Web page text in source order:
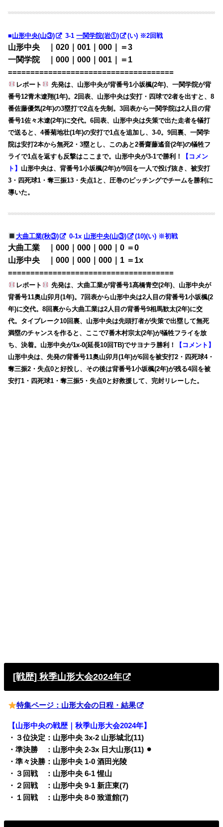
■山形中央(山③) 3-1一関学院(岩①) (い) ※2回戦
山形中央 ｜020｜001｜000｜＝3
一関学院 ｜000｜000｜001｜＝1
=====================================
レポート
先発は、山形中央が背番号1小坂楓(2年)、一関学院が背
番号12青木遼翔(1年)。2回表、山形中央は安打・四球で2者を出すと、8
番佐藤優気(2年)の3塁打で2点を先制。3回表から一関学院は2人目の背
番号1佐々木遼(2年)に交代。6回表、山形中央は失策で出た走者を犠打
で送ると、4番菊地壮(1年)の安打で1点を追加し、3-0。9回裏、一関学
院は安打2本から無死2・3塁とし、このあと2番齋藤遙音(2年)の犠牲フ
ライで1点を返すも反撃はここまで。山形中央が3-1で勝利！
【コメン
ト】 山形中央は、背番号1小坂楓(2年)が9回を一人で投げ抜き、被安打
3・四死球1・奪三振13・失点1と、圧巻のピッチングでチームを勝利に
導いた。
大曲工業(秋③) 0-1x 山形中央(山③) (10)(い) ※初戦
大曲工業 ｜000｜000｜000｜0 ＝0
山形中央 ｜000｜000｜000｜1 ＝1x
=====================================
レポート
先発は、大曲工業が背番号1髙橋青空(2年)、山形中央が
背番号11奥山卯月(1年)。7回表から山形中央は2人目の背番号1小坂楓(2
年)に交代。8回裏から大曲工業は2人目の背番号9相馬歓太(2年)に交
代。タイブレーク10回裏、山形中央は先頭打者が失策で出塁して無死
満塁のチャンスを作ると、ここで7番木村宗太(2年)が犠牲フライを放
ち、決着。山形中央が1x-0(延長10回TB)でサヨナラ勝利！
【コメント】
山形中央は、先発の背番号11奥山卯月(1年)が6回を被安打2・四死球4・
奪三振2・失点0と好投し、その後は背番号1小坂楓(2年)が残る4回を被
安打1・四死球1・奪三振5・失点0と好救援して、完封リレーした。
[戦歴] 秋季山形大会2024年
特集ページ：山形大会の日程・結果
【山形中央の戦歴｜秋季山形大会2024年】
・３位決定：山形中央 3x-2 山形城北(11)
・準決勝 ：山形中央 2-3x 日大山形(11) ⚫︎
・準々決勝：山形中央 1-0 酒田光陵
・３回戦 ：山形中央 6-1 惺山
・２回戦 ：山形中央 9-1 新庄東(7)
・１回戦 ：山形中央 8-0 致道館(7)